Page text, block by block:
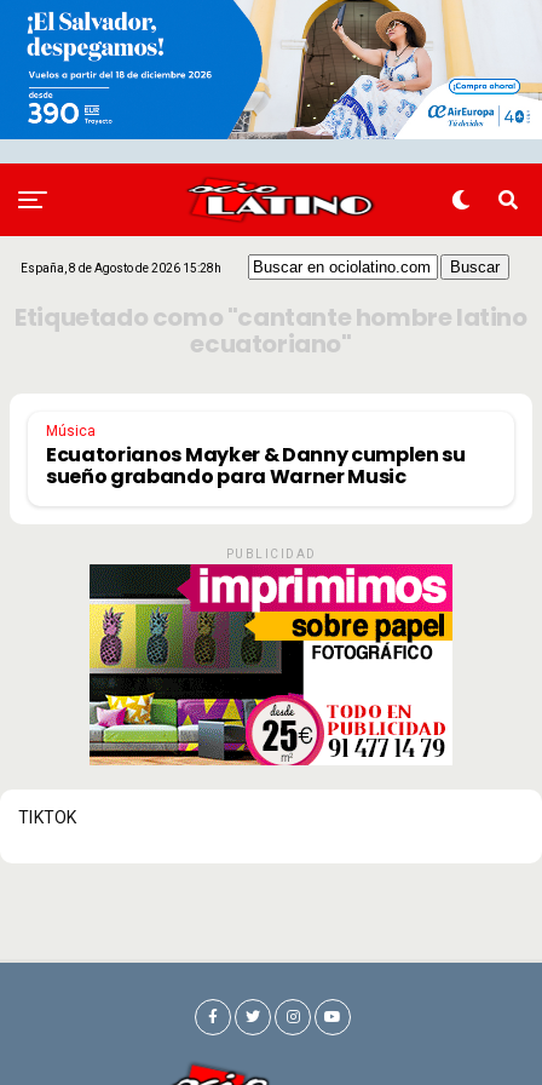
España, 8 de Agosto de 2026 15:28h
Etiquetado como "cantante hombre latino
ecuatoriano"
Música
Ecuatorianos Mayker & Danny cumplen su
sueño grabando para Warner Music
PUBLICIDAD
TIKTOK